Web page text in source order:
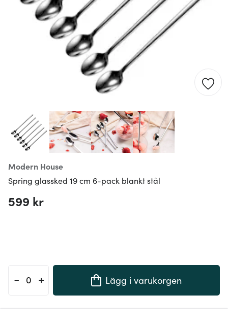
Modern House
Spring glassked 19 cm 6-pack blankt stål
599 kr
- + Lägg i varukorgen